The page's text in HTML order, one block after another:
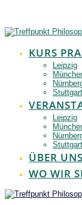
springen
KURS
Leipzig
Stuttgart
Leipzig
Stuttgart
ÜBER UNS
WO WIR